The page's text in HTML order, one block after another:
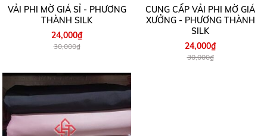
VẢI PHI MỜ GIÁ SỈ - PHƯƠNG
THÀNH SILK
24,000₫
30,000₫
CUNG CẤP VẢI PHI MỜ GIÁ
XƯỞNG - PHƯƠNG THÀNH
SILK
24,000₫
30,000₫